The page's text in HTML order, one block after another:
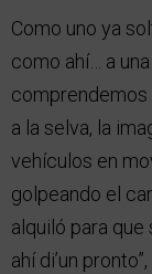
Como uno ya
como ahí… a
comprendemos
a la selva, la
vehículos en
golpeando el
alquiló para que
ahí di’un